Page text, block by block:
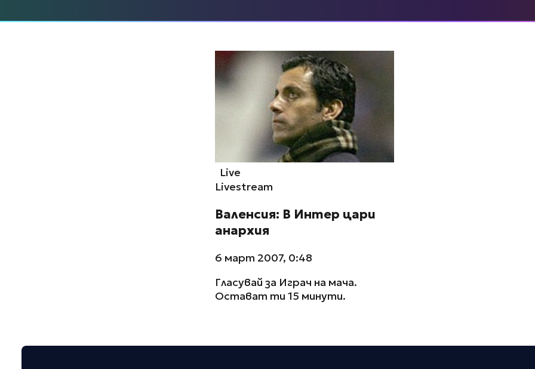
Live
Livestream
Валенсия: В Интер цари
анархия
6 март 2007, 0:48
Гласувай за Играч на мача.
Остават ти 15 минути.